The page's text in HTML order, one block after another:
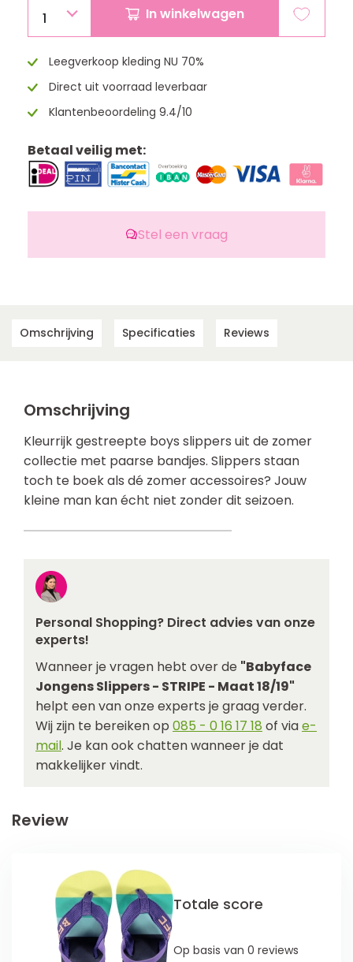
1 In winkelwagen
Leegverkoop kleding NU 70%
Direct uit voorraad leverbaar
Klantenbeoordeling 9.4/10
Betaal veilig met:
Stel een vraag
Omschrijving Specificaties Reviews
Omschrijving
Kleurrijk gestreepte boys slippers uit de zomer
collectie met paarse bandjes. Slippers staan
toch te boek als dé zomer accessoires? Jouw
kleine man kan écht niet zonder dit seizoen.
Personal Shopping? Direct advies van onze
experts!
Wanneer je vragen hebt over de "Babyface
Jongens Slippers - STRIPE - Maat 18/19"
helpt een van onze experts je graag verder.
Wij zijn te bereiken op 085 - 0 16 17 18 of viae-
mail. Je kan ook chatten wanneer je dat
makkelijker vindt.
Review
Totale score
Op basis van 0 reviews